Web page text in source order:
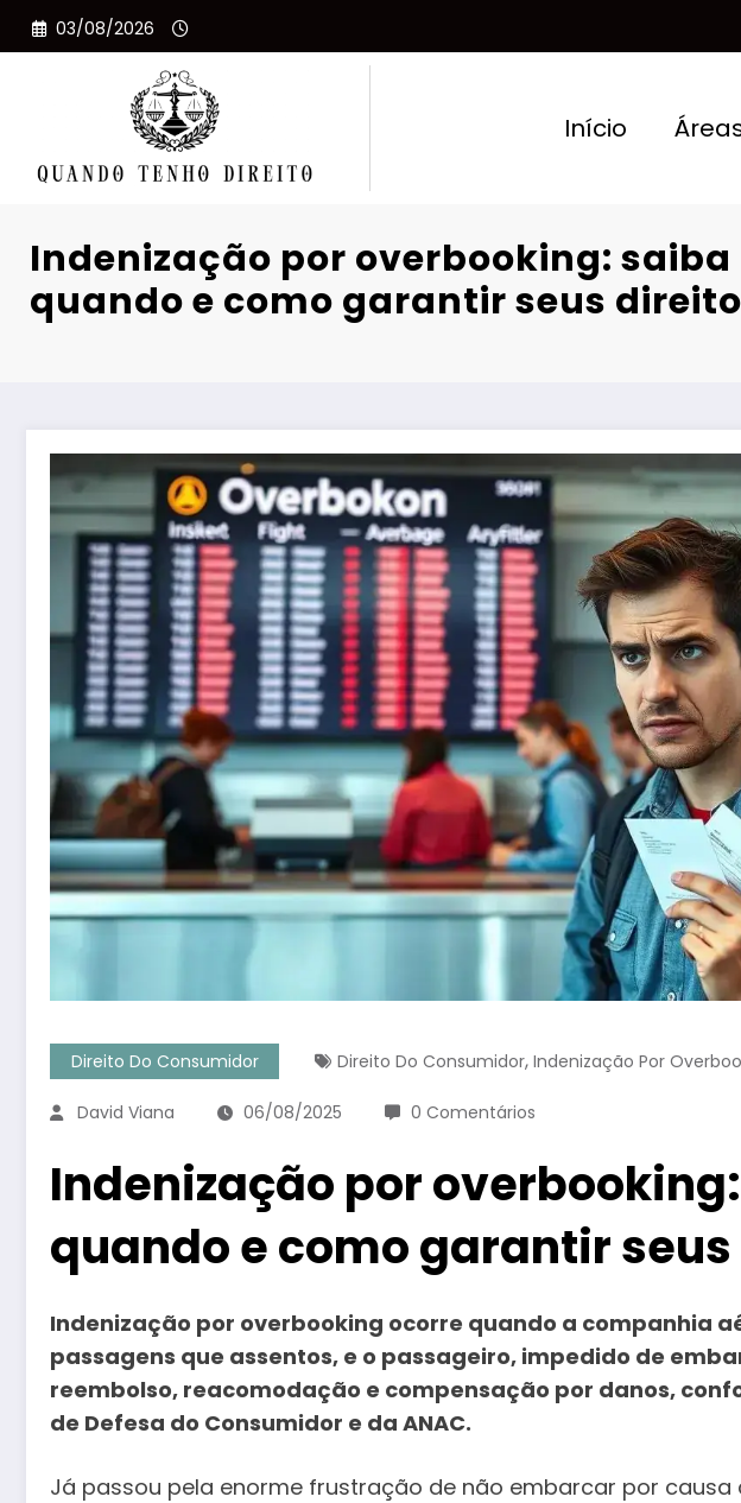
Pular
para
03/08/2026
Início
Indenização por overbooking: saiba
quando e como garantir seus
Direito Do Consumidor Direito Do Consumidor, Indenização Por
David Viana 06/08/2025 0 Comentários
Indenização por
quando e como garantir
Indenização por overbooking ocorre quando a companhia
passagens que assentos, e o passageiro, impedido de
reembolso, reacomodação e compensação por danos,
de Defesa do Consumidor e da ANAC.
Já passou pela enorme frustração de não embarcar por causa